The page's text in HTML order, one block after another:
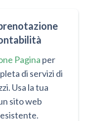
Pagina per
di servizi di
Usa la tua
sito web